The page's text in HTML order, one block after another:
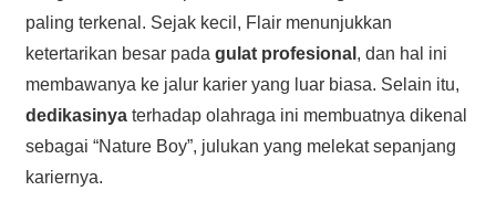
paling terkenal. Sejak kecil, Flair menunjukkan
ketertarikan besar pada gulat profesional , dan hal ini
membawanya ke jalur karier yang luar biasa. Selain itu,
dedikasinyaterhadap olahraga ini membuatnya dikenal
sebagai “Nature Boy”, julukan yang melekat sepanjang
kariernya.